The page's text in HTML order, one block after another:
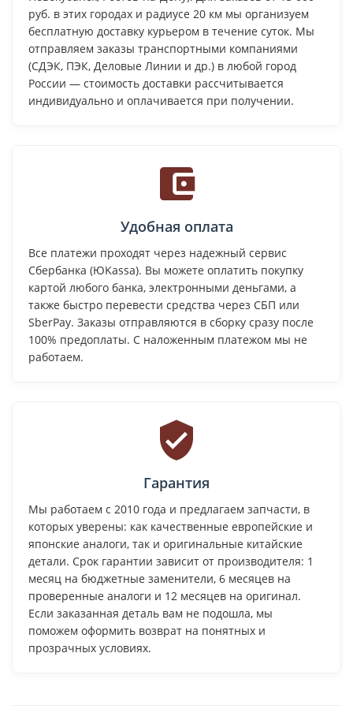
руб. в этих городах и радиусе 20 км мы организуем
бесплатную доставку курьером в течение суток. Мы
отправляем заказы транспортными компаниями
(СДЭК, ПЭК, Деловые Линии и др.) в любой город
России — стоимость доставки рассчитывается
индивидуально и оплачивается при получении.
Удобная оплата
Все платежи проходят через надежный сервис
Сбербанка (ЮKassa). Вы можете оплатить покупку
картой любого банка, электронными деньгами, а
также быстро перевести средства через СБП или
SberPay. Заказы отправляются в сборку сразу после
100% предоплаты. С наложенным платежом мы не
работаем.
Гарантия
Мы работаем с 2010 года и предлагаем запчасти, в
которых уверены: как качественные европейские и
японские аналоги, так и оригинальные китайские
детали. Срок гарантии зависит от производителя: 1
месяц на бюджетные заменители, 6 месяцев на
проверенные аналоги и 12 месяцев на оригинал.
Если заказанная деталь вам не подошла, мы
поможем оформить возврат на понятных и
прозрачных условиях.